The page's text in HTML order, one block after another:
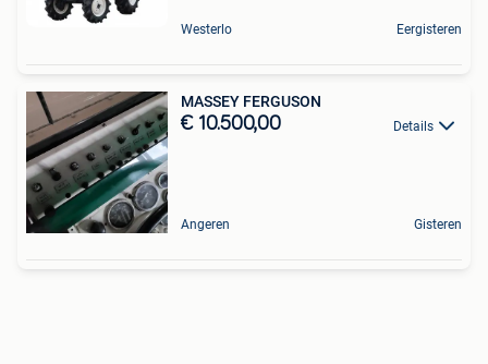
Westerlo Eergisteren
MASSEY FERGUSON
€ 10.500,00 Details
Angeren Gisteren